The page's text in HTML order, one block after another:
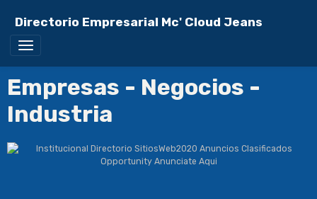
Directorio Empresarial Mc' Cloud Jeans
Empresas - Negocios -
Industria